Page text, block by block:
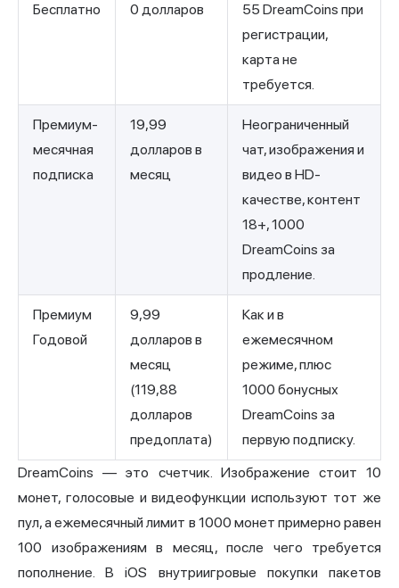
Бесплатно 0 долларов
55 DreamCoins при
регистрации,
карта не
требуется.
Премиум-
месячная
подписка
19,99
долларов в
месяц
Неограниченный
чат, изображения и
видео в HD-
качестве, контент
18+, 1000
DreamCoins за
продление.
Премиум
Годовой
9,99
долларов в
месяц
(119,88
долларов
предоплата)
Как и в
ежемесячном
режиме, плюс
1000 бонусных
DreamCoins за
первую подписку.
DreamCoins — это счетчик. Изображение стоит 10
монет, голосовые и видеофункции используют тот же
пул, а ежемесячный лимит в 1000 монет примерно равен
100 изображениям в месяц, после чего требуется
пополнение. В iOS внутриигровые покупки пакетов